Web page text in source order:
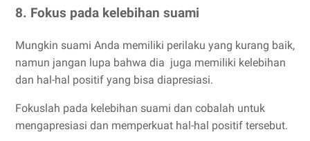
8. Fokus pada kelebihan suami
Mungkin suami Anda memiliki perilaku yang kurang baik,
namun jangan lupa bahwa dia juga memiliki kelebihan
dan hal-hal positif yang bisa diapresiasi.
Fokuslah pada kelebihan suami dan cobalah untuk
mengapresiasi dan memperkuat hal-hal positif tersebut.